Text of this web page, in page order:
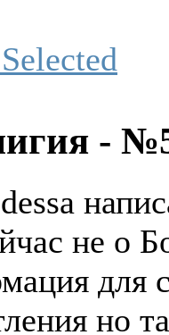
-
не о
для
но